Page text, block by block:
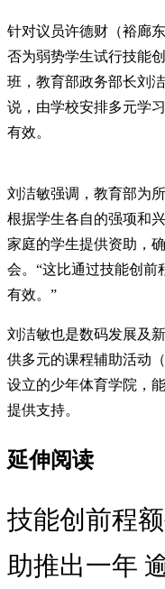
针对议员许德财（裕廊
否为弱势学生试行技能
班，教育部政务部长刘
说，由学校安排多元学
有效。
刘洁敏强调，教育部为
根据学生各自的强项和
家庭的学生提供资助，
会。“这比通过技能创前
有效。”
刘洁敏也是数码发展及
供多元的课程辅助活动
设立的少年体育学院，
提供支持。
延伸阅读
技能创前程
助推出一年